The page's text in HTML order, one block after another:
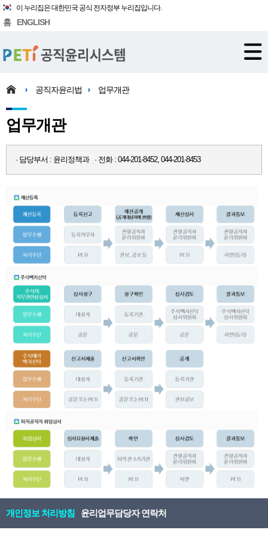
이 누리집은 대한민국 공식 전자정부 누리집입니다.
홈 ENGLISH
공직자윤리법 업무개관
업무개관
· 담당부서 : 윤리정책과 · 전화 : 044-201-8452, 044-201-8453
개인정보 처리방침 윤리업무담당자 연락처